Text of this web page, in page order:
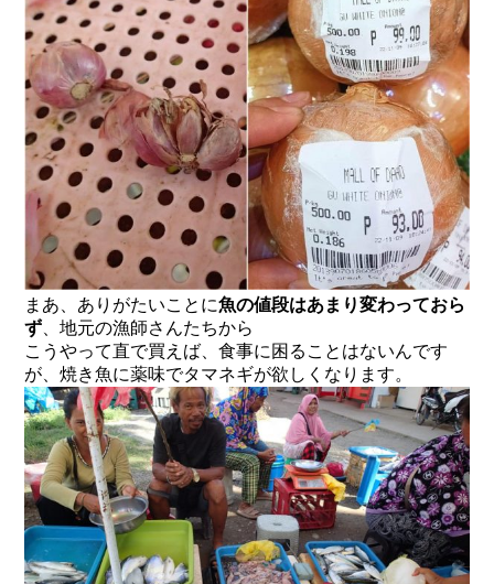
まあ、ありがたいことに魚の値段はあまり変わっておら
ず 、地元の漁師さんたちから
こうやって直で買えば、食事に困ることはないんです
が、焼き魚に薬味でタマネギが欲しくなります。